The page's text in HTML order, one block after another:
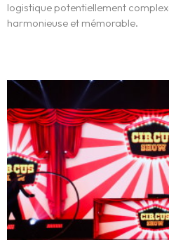
logistique potentiellement
harmonieuse et mémorable.